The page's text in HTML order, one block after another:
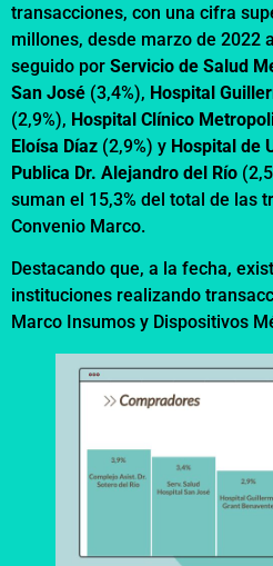
transacciones, con una cifra
millones, desde marzo de 2022
seguido por Servicio de Salud
San José (3,4%), Hospital
(2,9%), Hospital Clínico
Eloísa Díaz (2,9%) y Hospital de
Publica Dr. Alejandro del Río
suman el 15,3% del total de las
Convenio Marco.
Destacando que, a la fecha,
instituciones realizando
Marco Insumos y Dispositivos